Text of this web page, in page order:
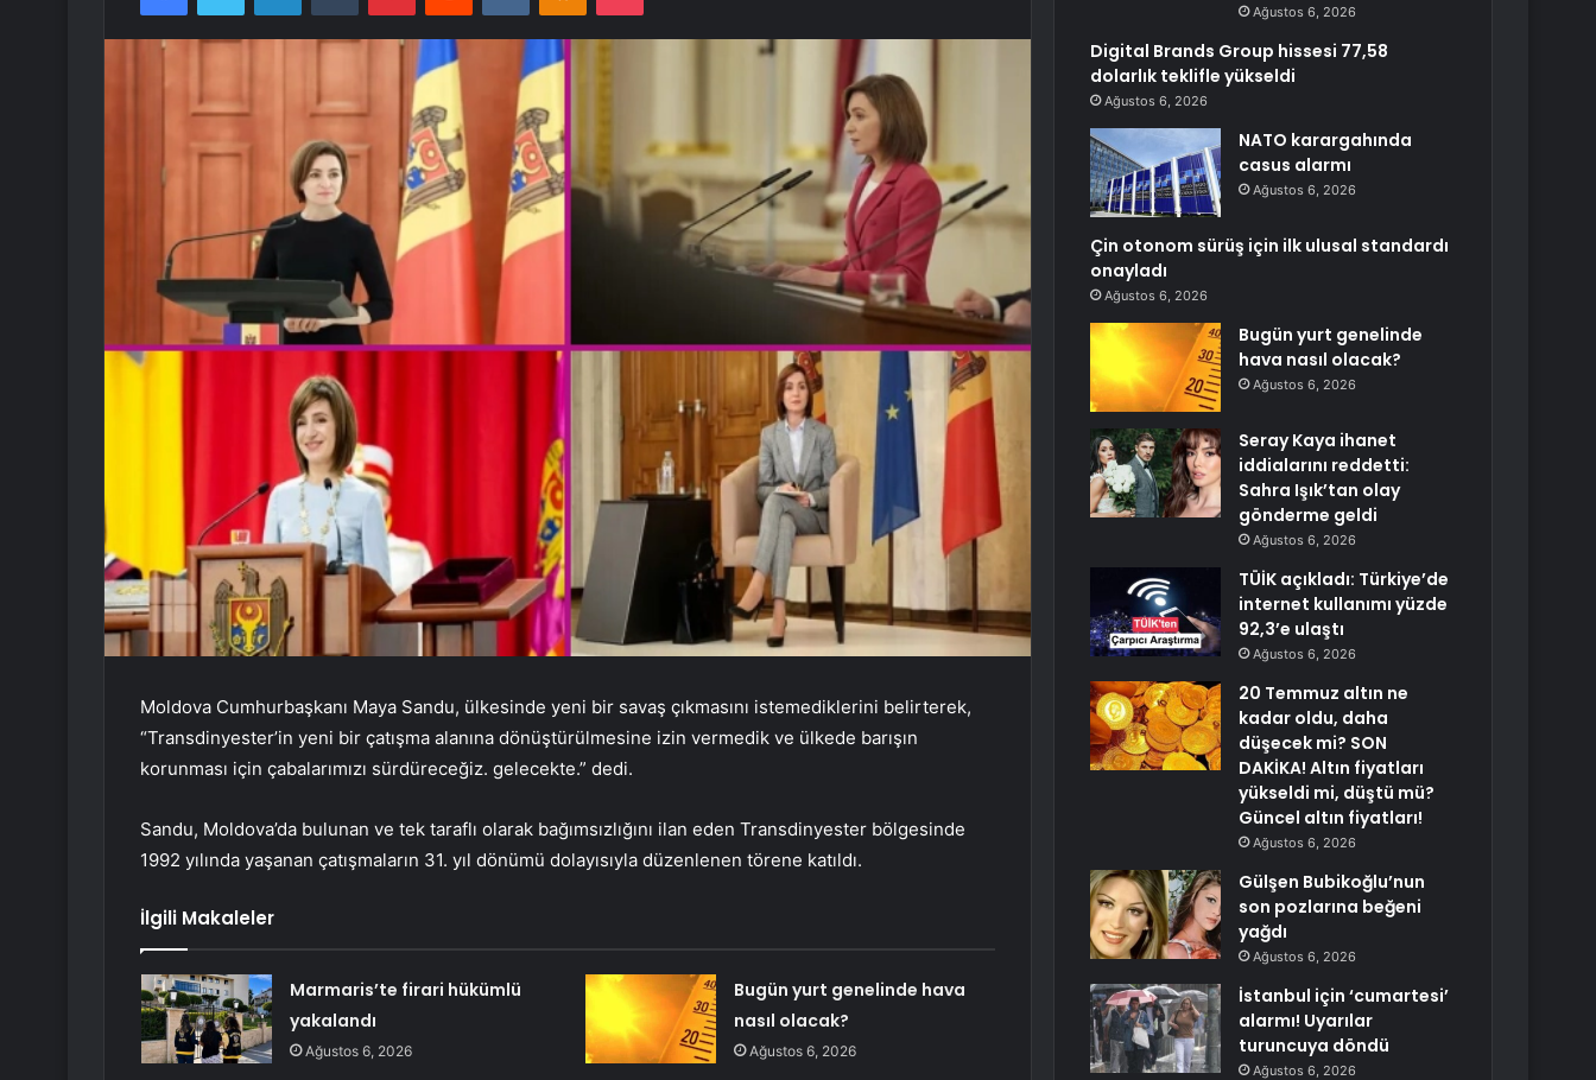
Moldova Cumhurbaşkanı Maya Sandu, ülkesinde yeni bir savaş çıkmasını istemediklerini belirterek,
“Transdinyester’in yeni bir çatışma alanına dönüştürülmesine izin vermedik ve ülkede barışın
korunması için çabalarımızı sürdüreceğiz. gelecekte.” dedi.
Sandu, Moldova’da bulunan ve tek taraflı olarak bağımsızlığını ilan eden Transdinyester bölgesinde
1992 yılında yaşanan çatışmaların 31. yıl dönümü dolayısıyla düzenlenen törene katıldı.
İlgili Makaleler
Marmaris’te firari hükümlü
yakalandı
Ağustos 6, 2026
Bugün yurt genelinde hava
nasıl olacak?
Ağustos 6, 2026
Ağustos 6, 2026
Digital Brands Group hissesi 77,58
dolarlık teklifle yükseldi
Ağustos 6, 2026
NATO karargahında
casus alarmı
Ağustos 6, 2026
Çin otonom sürüş için ilk ulusal standardı
onayladı
Ağustos 6, 2026
Bugün yurt genelinde
hava nasıl olacak?
Ağustos 6, 2026
Seray Kaya ihanet
iddialarını reddetti:
Sahra Işık’tan olay
gönderme geldi
Ağustos 6, 2026
TÜİK açıkladı: Türkiye’de
internet kullanımı yüzde
92,3’e ulaştı
Ağustos 6, 2026
20 Temmuz altın ne
kadar oldu, daha
düşecek mi? SON
DAKİKA! Altın fiyatları
yükseldi mi, düştü mü?
Güncel altın fiyatları!
Ağustos 6, 2026
Gülşen Bubikoğlu’nun
son pozlarına beğeni
yağdı
Ağustos 6, 2026
İstanbul için ‘cumartesi’
alarmı! Uyarılar
turuncuya döndü
Ağustos 6, 2026